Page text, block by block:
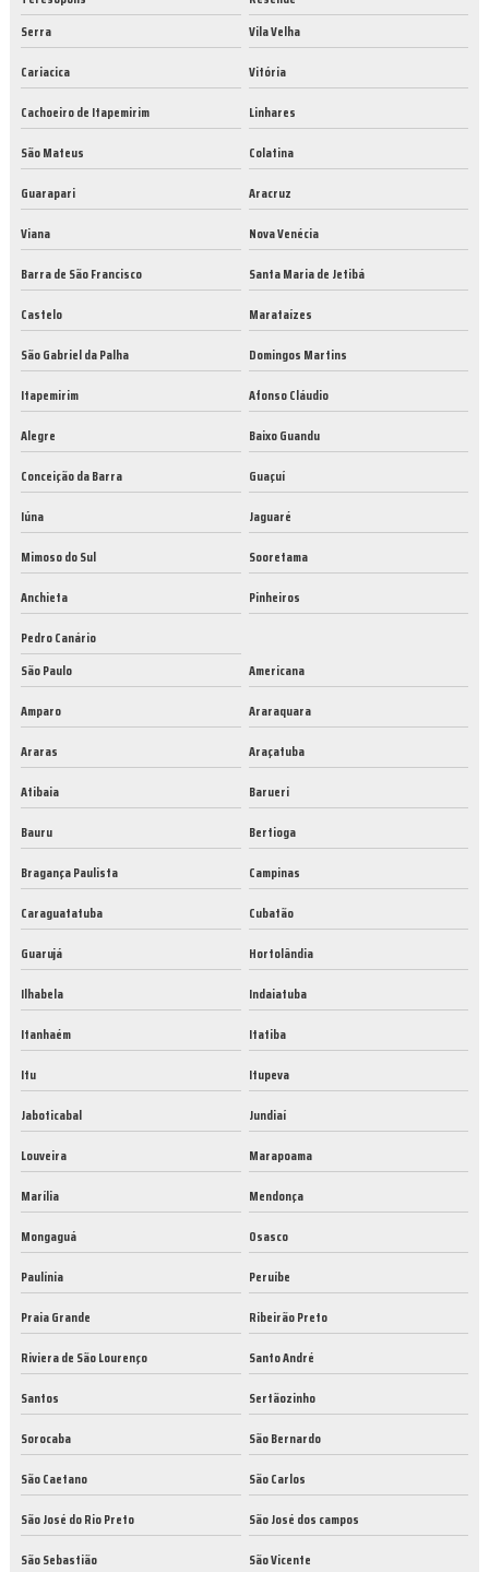
Serra
Vila Velha
Cariacica
Vitória
Cachoeiro de Itapemirim
Linhares
São Mateus
Colatina
Guarapari
Aracruz
Viana
Nova Venécia
Barra de São Francisco
Santa Maria de Jetibá
Castelo
Marataízes
São Gabriel da Palha
Domingos Martins
Itapemirim
Afonso Cláudio
Alegre
Baixo Guandu
Conceição da Barra
Guaçuí
Iúna
Jaguaré
Mimoso do Sul
Sooretama
Anchieta
Pinheiros
Pedro Canário
São Paulo
Americana
Amparo
Araraquara
Araras
Araçatuba
Atibaia
Barueri
Bauru
Bertioga
Bragança Paulista
Campinas
Caraguatatuba
Cubatão
Guarujá
Hortolândia
Ilhabela
Indaiatuba
Itanhaém
Itatiba
Itu
Itupeva
Jaboticabal
Jundiaí
Louveira
Marapoama
Marília
Mendonça
Mongaguá
Osasco
Paulínia
Peruíbe
Praia Grande
Ribeirão Preto
Riviera de São Lourenço
Santo André
Santos
Sertãozinho
Sorocaba
São Bernardo
São Caetano
São Carlos
São José do Rio Preto
São José dos campos
São Sebastião
São Vicente